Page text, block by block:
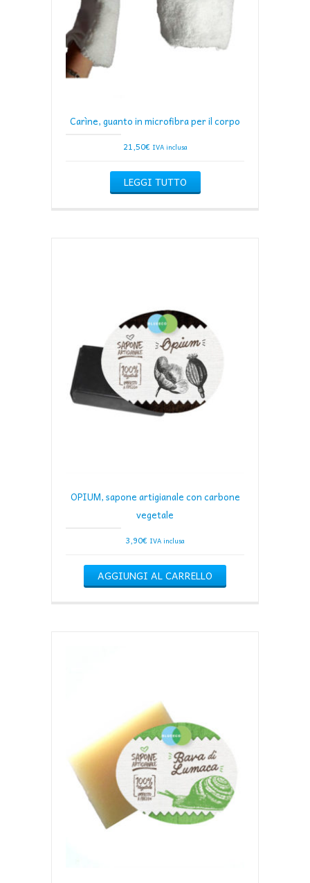
Carìne, guanto in microfibra per il corpo
21,50€ IVA inclusa
LEGGI TUTTO
OPIUM, sapone artigianale con carbone
vegetale
3,90€ IVA inclusa
AGGIUNGI AL CARRELLO